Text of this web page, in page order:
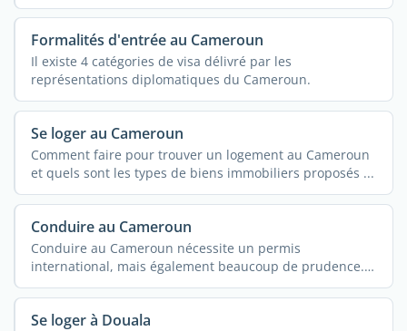
Formalités d'entrée au Cameroun
Il existe 4 catégories de visa délivré par les
représentations diplomatiques du Cameroun.
Se loger au Cameroun
Comment faire pour trouver un logement au Cameroun
et quels sont les types de biens immobiliers proposés ...
Conduire au Cameroun
Conduire au Cameroun nécessite un permis
international, mais également beaucoup de prudence.
...
Se loger à Douala